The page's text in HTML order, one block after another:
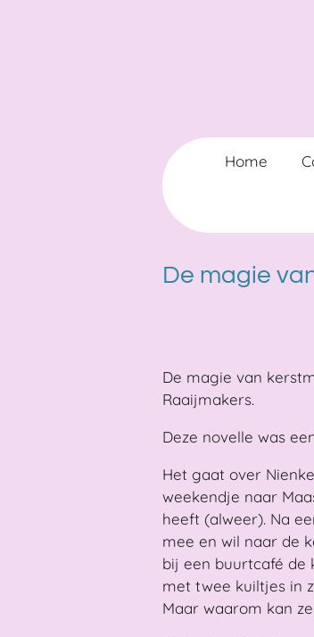
Home
De magie
De magie van
Raaijmakers.
Deze novelle was
Het gaat over
weekendje naar
heeft (alweer). Na
mee en wil naar de
bij een buurtcafé de
met twee kuiltjes in
Maar waarom kan